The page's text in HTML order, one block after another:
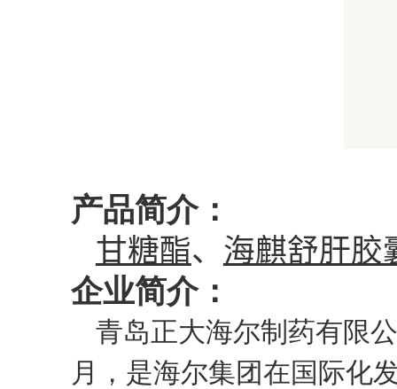
产品简介：
甘糖酯、 海麒舒肝胶
企业简介：
青岛正大海尔制药有限
月，是海尔集团在国际化